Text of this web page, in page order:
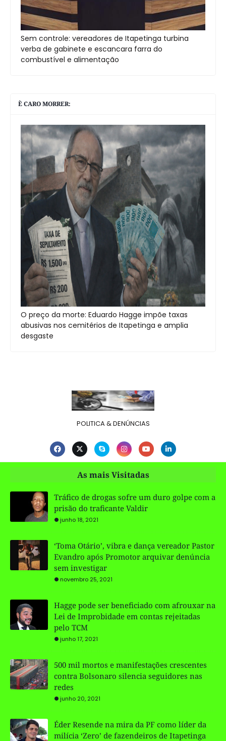
Sem controle: vereadores de Itapetinga turbina
verba de gabinete e escancara farra do
combustível e alimentação
È CARO MORRER:
O preço da morte: Eduardo Hagge impõe taxas
abusivas nos cemitérios de Itapetinga e amplia
desgaste
POLITICA & DENÚNCIAS
As mais Visitadas
Tráfico de drogas sofre um duro golpe com a
prisão do traficante Valdir
junho 18, 2021
‘Toma Otário’, vibra e dança vereador Pastor
Evandro após Promotor arquivar denúncia
sem investigar
novembro 25, 2021
Hagge pode ser beneficiado com afrouxar na
Lei de Improbidade em contas rejeitadas
pelo TCM
junho 17, 2021
500 mil mortos e manifestações crescentes
contra Bolsonaro silencia seguidores nas
redes
junho 20, 2021
Éder Resende na mira da PF como líder da
milícia ‘Zero’ de fazendeiros de Itapetinga